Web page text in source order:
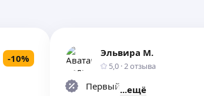
-10%
Эльвира М.
5,0 · 2отзыва
Первый сеанс
ещё